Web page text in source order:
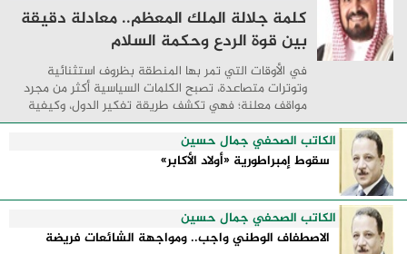
كلمة جلالة الملك المعظم.. معادلة دقيقة
بين قوة الردع وحكمة السلام
في الأوقات التي تمر بها المنطقة بظروف استثنائية
وتوترات متصاعدة، تصبح الكلمات السياسية أكثر من مجرد
مواقف معلنة؛ فهي تكشف طريقة تفكير الدول، وكيفية
إدارتها للأزمات، والحدود التي تفصل بين القوة ...
الكاتب الصحفي جمال حسين
سقوط إمبراطورية «أولاد الأكابر»
الكاتب الصحفي جمال حسين
الاصطفاف الوطني واجب.. ومواجهة الشائعات فريضة